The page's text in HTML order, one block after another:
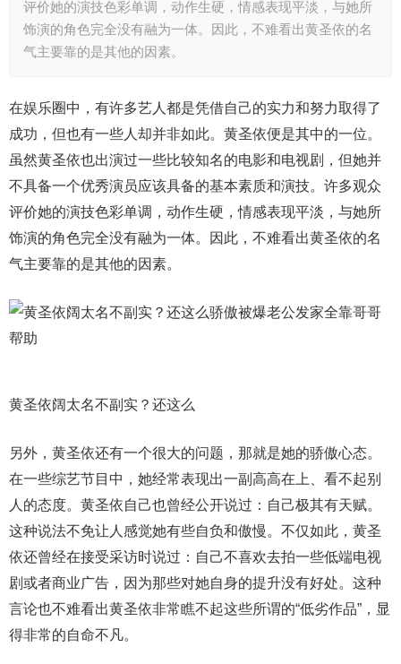
评价她的演技色彩单调，动作生硬，情感表现平淡，与她所
饰演的角色完全没有融为一体。因此，不难看出黄圣依的名
气主要靠的是其他的因素。
在娱乐圈中，有许多艺人都是凭借自己的实力和努力取得了
成功，但也有一些人却并非如此。黄圣依便是其中的一位。
虽然黄圣依也出演过一些比较知名的电影和电视剧，但她并
不具备一个优秀演员应该具备的基本素质和演技。许多观众
评价她的演技色彩单调，动作生硬，情感表现平淡，与她所
饰演的角色完全没有融为一体。因此，不难看出黄圣依的名
气主要靠的是其他的因素。
黄圣依阔太名不副实？还这么
另外，黄圣依还有一个很大的问题，那就是她的骄傲心态。
在一些综艺节目中，她经常表现出一副高高在上、看不起别
人的态度。黄圣依自己也曾经公开说过：自己极其有天赋。
这种说法不免让人感觉她有些自负和傲慢。不仅如此，黄圣
依还曾经在接受采访时说过：自己不喜欢去拍一些低端电视
剧或者商业广告，因为那些对她自身的提升没有好处。这种
言论也不难看出黄圣依非常瞧不起这些所谓的“低劣作品”，显
得非常的自命不凡。